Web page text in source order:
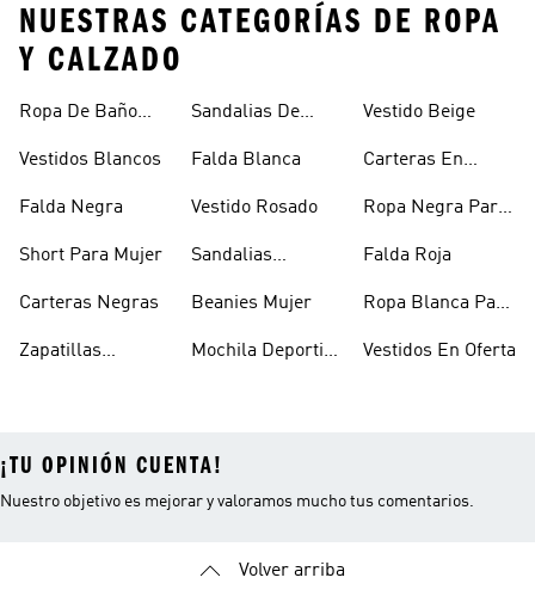
NUESTRAS CATEGORÍAS DE ROPA
Y CALZADO
Ropa De Baño
Vestidos Blancos
Falda Negra
Short Para Mujer
Carteras Negras
Zapatillas
Sandalias De
Mujer
Falda Blanca
Vestido Rosado
Sandalias
Beanies Mujer
Mochila Deportiva
Vestido Beige
Carteras En
Ropa Negra Para
Falda Roja
Ropa Blanca Para
Vestidos En Oferta
¡TU OPINIÓN CUENTA!
Nuestro objetivo es mejorar y valoramos mucho tus comentarios.
Volver arriba